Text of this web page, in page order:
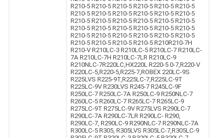
R210-5 R210-5 R210-5 R210-5 R210-5 R210-5
R210-5 R210-5 R210-5 R210-5 R210-5 R210-5
R210-5 R210-5 R210-5 R210-5 R210-5 R210-5
R210-5 R210-5 R210-5 R210-5 R210-5 R210-5
R210-5 R210-5 R210-5 R210-5 R210-5 R210-5
R210-5 R210-5 R210-5 R210-5 R210R210-7H
R210-V R210LC-3 R210LC-5 R210LC-7 R210LC-
7A R210LC-7H R210LC-7LR R210LC-9
R210NLC-7R220LC,HX220L R220-5 0-7,R220-V
R220LC-5,R220-5,R225-7,ROBEX 220LC-9S
R225LVS R225-9T,R225LC-7,R225LC-9T
R225LC-9V R230LVS R245-7 R245LC-9F
R250LC-7 R250LC-7A R250LC-9 R250NLC-7
R260LC-5 R260LC-7 R265LC-7 R265LC-9
R275LC-9T R275LC-9V R275LVS R290LC-7
R290LC-7A R290LC-7LR R290LC- R290,
R290LC-7, R290LC-9 R290NLC-7 R290NLC-7A
R300LC-5 R305, R305LVS R305LC-7,R305LC-9